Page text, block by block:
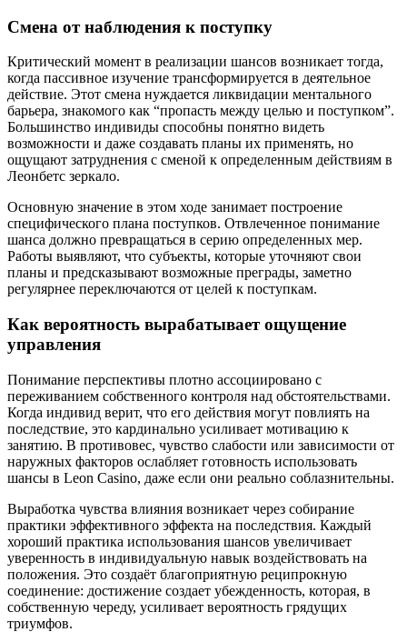
Смена от наблюдения к поступку
Критический момент в реализации шансов возникает тогда,
когда пассивное изучение трансформируется в деятельное
действие. Этот смена нуждается ликвидации ментального
барьера, знакомого как “пропасть между целью и поступком”.
Большинство индивиды способны понятно видеть
возможности и даже создавать планы их применять, но
ощущают затруднения с сменой к определенным действиям в
Леонбетс зеркало.
Основную значение в этом ходе занимает построение
специфического плана поступков. Отвлеченное понимание
шанса должно превращаться в серию определенных мер.
Работы выявляют, что субъекты, которые уточняют свои
планы и предсказывают возможные преграды, заметно
регулярнее переключаются от целей к поступкам.
Как вероятность вырабатывает ощущение
управления
Понимание перспективы плотно ассоциировано с
переживанием собственного контроля над обстоятельствами.
Когда индивид верит, что его действия могут повлиять на
последствие, это кардинально усиливает мотивацию к
занятию. В противовес, чувство слабости или зависимости от
наружных факторов ослабляет готовность использовать
шансы в Leon Casino, даже если они реально соблазнительны.
Выработка чувства влияния возникает через собирание
практики эффективного эффекта на последствия. Каждый
хороший практика использования шансов увеличивает
уверенность в индивидуальную навык воздействовать на
положения. Это создаёт благоприятную реципрокную
соединение: достижение создает убежденность, которая, в
собственную череду, усиливает вероятность грядущих
триумфов.